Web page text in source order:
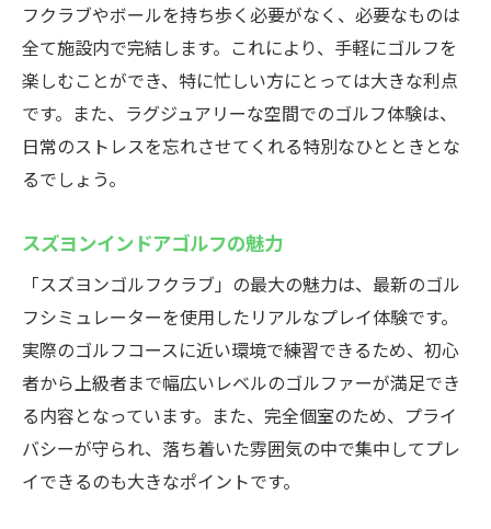
フクラブやボールを持ち歩く必要がなく、必要なものは
全て施設内で完結します。これにより、手軽にゴルフを
楽しむことができ、特に忙しい方にとっては大きな利点
です。また、ラグジュアリーな空間でのゴルフ体験は、
日常のストレスを忘れさせてくれる特別なひとときとな
るでしょう。
スズヨンインドアゴルフの魅力
「スズヨンゴルフクラブ」の最大の魅力は、最新のゴル
フシミュレーターを使用したリアルなプレイ体験です。
実際のゴルフコースに近い環境で練習できるため、初心
者から上級者まで幅広いレベルのゴルファーが満足でき
る内容となっています。また、完全個室のため、プライ
バシーが守られ、落ち着いた雰囲気の中で集中してプレ
イできるのも大きなポイントです。